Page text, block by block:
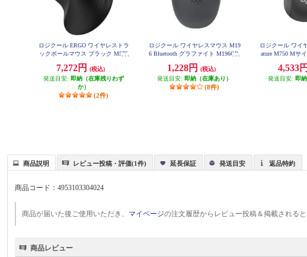
ロジクール ERGO ワイヤレストラ
ックボールマウス ブラック M575
7,272円
(税込)
発送目安: 即納（在庫残りわず
か）
(2件)
ロジクール ワイヤレスマウス M19
6 Bluetooth グラファイト M196GR
1,228円
(税込)
発送目安: 即納（在庫あり）
(8件)
ロジクール ワイ
ature M750 Mサ
4,533円
発送目安: 即
商品説明 レビュー投稿・評価(1件) 延長保証 発送目安 返品特約
商品コード：4953103304024
商品が届いた後ご使用いただき、 マイページの注文履歴からレビュー投稿＆掲載されると
商品レビュー